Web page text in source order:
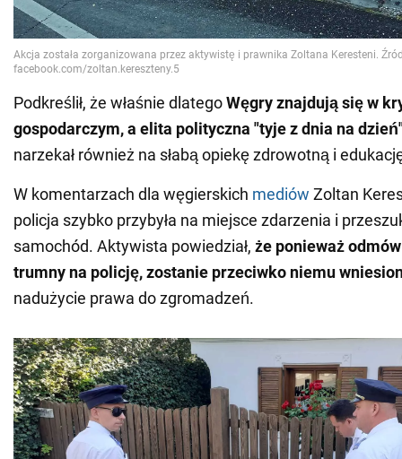
Podkreślił, że właśnie dlategoWęgry znajdują się w
gospodarczym, a elita polityczna "tyje z dnia na
narzekał również na słabą opiekę zdrowotną i
W komentarzach dla węgierskich mediów Zoltan
policja szybko przybyła na miejsce zdarzenia i
samochód. Aktywista powiedział, że ponieważ
trumny na policję, zostanie przeciwko niemu
nadużycie prawa do zgromadzeń.